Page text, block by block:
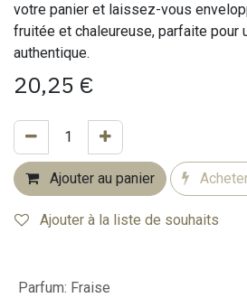
votre panier et laissez-vous
fruitée et chaleureuse, parfaite pour
authentique.
20,25 €
Ajouter au panier
Ajouter à la liste de souhaits
Parfum: Fraise